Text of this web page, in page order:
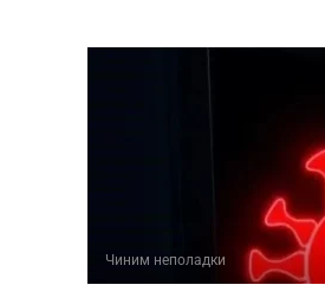
Чиним неполадки